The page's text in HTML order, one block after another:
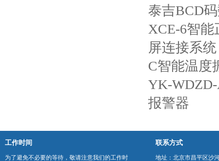
泰吉BCD
XCE-6智
屏连接系统
C智能温度
YK-
报警器
工作时间
为了避免不必要的等待，敬请注意我们的工作时
联系方式
地址：北京市昌平区沙